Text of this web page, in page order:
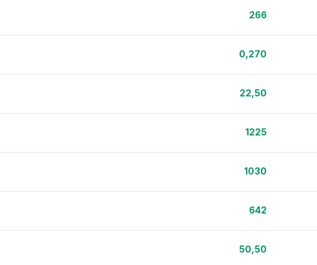
266
0,270
22,50
1225
1030
642
50,50